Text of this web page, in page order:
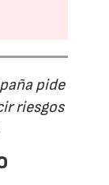
pide
riesgos